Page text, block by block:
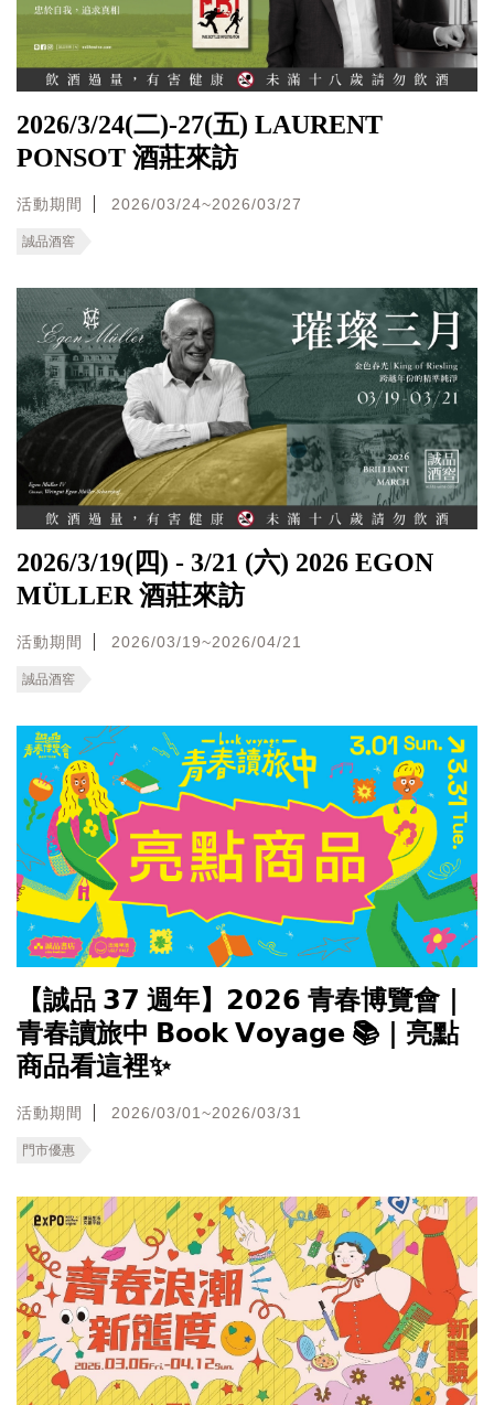
2026/3/24(二)-27(五) LAURENT
PONSOT 酒莊來訪
活動期間 2026/03/24~2026/03/27
誠品酒窖
2026/3/19(四) - 3/21 (六) 2026 EGON
MÜLLER 酒莊來訪
活動期間 2026/03/19~2026/04/21
誠品酒窖
【誠品 𝟯𝟳 週年】𝟮𝟬𝟮𝟲 青春博覽會｜
青春讀旅中 𝗕𝗼𝗼𝗸 𝗩𝗼𝘆𝗮𝗴𝗲 📚｜亮點
商品看這裡✨
活動期間 2026/03/01~2026/03/31
門市優惠